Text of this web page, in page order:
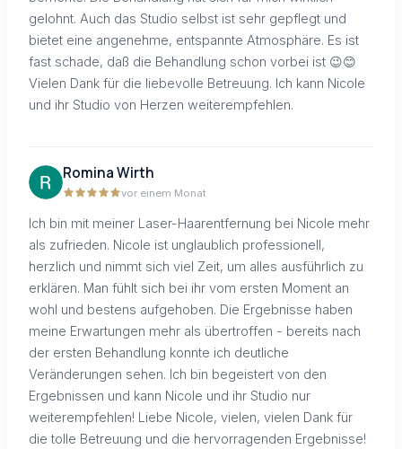
gelohnt. Auch das Studio selbst ist sehr gepflegt und
bietet eine angenehme, entspannte Atmosphäre. Es ist
fast schade, daß die Behandlung schon vorbei ist 😉😊
Vielen Dank für die liebevolle Betreuung. Ich kann Nicole
und ihr Studio von Herzen weiterempfehlen.
Romina Wirth
vor einem Monat
Ich bin mit meiner Laser-Haarentfernung bei Nicole mehr
als zufrieden. Nicole ist unglaublich professionell,
herzlich und nimmt sich viel Zeit, um alles ausführlich zu
erklären. Man fühlt sich bei ihr vom ersten Moment an
wohl und bestens aufgehoben. Die Ergebnisse haben
meine Erwartungen mehr als übertroffen - bereits nach
der ersten Behandlung konnte ich deutliche
Veränderungen sehen. Ich bin begeistert von den
Ergebnissen und kann Nicole und ihr Studio nur
weiterempfehlen! Liebe Nicole, vielen, vielen Dank für
die tolle Betreuung und die hervorragenden Ergebnisse!